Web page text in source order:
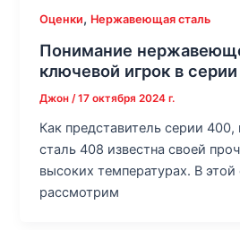
Оценки, Нержавеющая сталь
Понимание
ключевой игрок в
Джон /17 октября 2024 г.
Как представитель серии
сталь 408 известна своей
высоких температурах. В этой
рассмотрим